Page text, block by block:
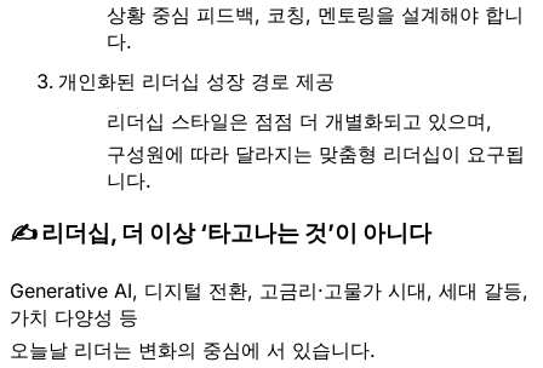
상황 중심 피드백, 코칭, 멘토링을 설계해야 합니
다.
개인화된 리더십 성장 경로 제공
리더십 스타일은 점점 더 개별화되고 있으며,
구성원에 따라 달라지는 맞춤형 리더십이 요구됩
니다.
✍️ 리더십, 더 이상 ‘타고나는 것’이 아니다
Generative AI, 디지털 전환, 고금리·고물가 시대, 세대 갈등,
가치 다양성 등
오늘날 리더는 변화의 중심에 서 있습니다.